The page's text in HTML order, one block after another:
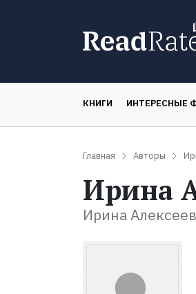
КНИГИ ИНТЕРЕСНЫЕ
Главная Авторы
Ирина
Ирина